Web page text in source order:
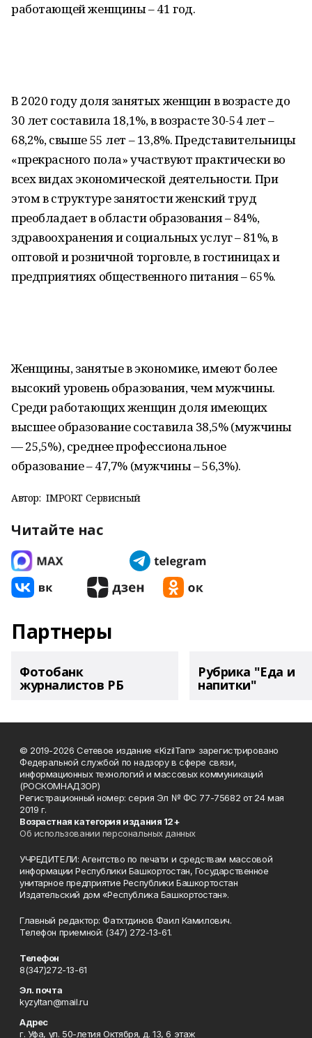
работающей женщины – 41 год.
В 2020 году доля занятых женщин в возрасте до
30 лет составила 18,1%, в возрасте 30-54 лет –
68,2%, свыше 55 лет – 13,8%. Представительницы
«прекрасного пола» участвуют практически во
всех видах экономической деятельности. При
этом в структуре занятости женский труд
преобладает в области образования – 84%,
здравоохранения и социальных услуг – 81%, в
оптовой и розничной торговле, в гостиницах и
предприятиях общественного питания – 65%.
Женщины, занятые в экономике, имеют более
высокий уровень образования, чем мужчины.
Среди работающих женщин доля имеющих
высшее образование составила 38,5% (мужчины
— 25,5%), среднее профессиональное
образование – 47,7% (мужчины – 56,3%).
Автор: IMPORT Сервисный
Читайте нас
Партнеры
Фотобанк
журналистов РБ
Рубрика "Еда и
напитки"
© 2019-2026 Сетевое издание «KizilTan» зарегистрировано
Федеральной службой по надзору в сфере связи,
информационных технологий и массовых коммуникаций
(РОСКОМНАДЗОР)
Регистрационный номер: серия Эл № ФС 77-75682 от 24 мая
2019 г.
Возрастная категория издания 12+
Об использовании персональных данных
УЧРЕДИТЕЛИ: Агентство по печати и средствам массовой
информации Республики Башкортостан, Государственное
унитарное предприятие Республики Башкортостан
Издательский дом «Республика Башкортостан».
Главный редактор: Фатхтдинов Фаил Камилович.
Телефон приемной: (347) 272-13-61.
Телефон
8(347)272-13-61
Эл. почта
kyzyltan@mail.ru
Адрес
г. Уфа, ул. 50-летия Октября, д. 13, 6 этаж